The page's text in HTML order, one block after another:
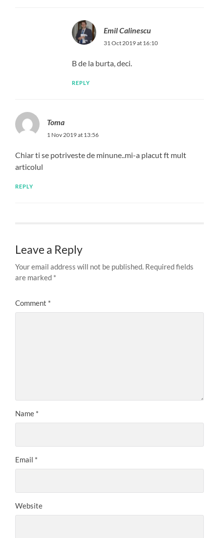
Emil Calinescu
31 Oct 2019 at 16:10
B de la burta, deci.
REPLY
Toma
1 Nov 2019 at 13:56
Chiar ti se potriveste de minune..mi-a placut ft mult
articolul
REPLY
Leave a Reply
Your email address will not be published. Required fields
are marked *
Comment *
Name *
Email *
Website